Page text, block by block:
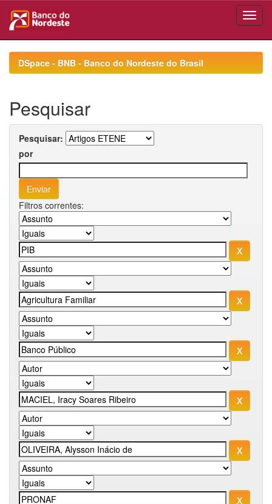
navigationDSpace - BNB - Banco do Nordeste do Brasil
Pesquisar
Pesquisar:
por
Filtros correntes: